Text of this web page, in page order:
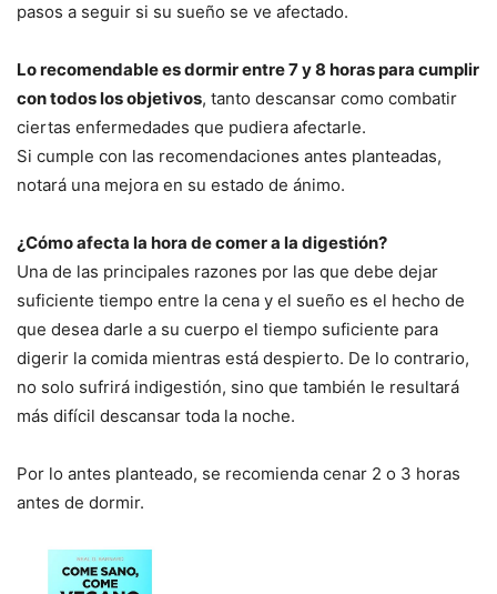
pasos a seguir si su sueño se ve afectado.
Lo recomendable es dormir entre 7 y 8 horas para cumplir
con todos los objetivos, tanto descansar como combatir
ciertas enfermedades que pudiera afectarle.
Si cumple con las recomendaciones antes planteadas,
notará una mejora en su estado de ánimo.
¿Cómo afecta la hora de comer a la digestión?
Una de las principales razones por las que debe dejar
suficiente tiempo entre la cena y el sueño es el hecho de
que desea darle a su cuerpo el tiempo suficiente para
digerir la comida mientras está despierto. De lo contrario,
no solo sufrirá indigestión, sino que también le resultará
más difícil descansar toda la noche.
Por lo antes planteado, se recomienda cenar 2 o 3 horas
antes de dormir.